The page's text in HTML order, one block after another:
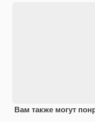
Вам также могут